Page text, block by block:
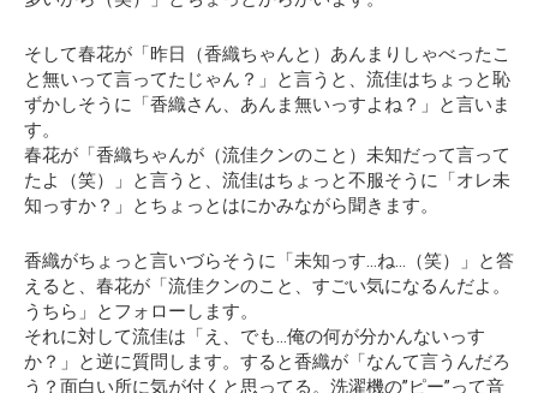
そして春花が「昨日（香織ちゃんと）あんまりしゃべったこ
と無いって言ってたじゃん？」と言うと、流佳はちょっと恥
ずかしそうに 「香織さん、あんま無いっすよね？」
と言いま
す。
春花が「香織ちゃんが（流佳クンのこと）未知だって言って
たよ（笑）」と言うと、流佳はちょっと不服そうに 「オレ未
知っすか？」
とちょっとはにかみながら聞きます。
香織がちょっと言いづらそうに「未知っす…ね…（笑）」と答
えると、春花が 「流佳クンのこと、すごい気になるんだよ。
うちら」
とフォローします。
それに対して流佳は 「え、でも…俺の何が分かんないっす
か？」
と逆に質問します。すると香織が 「なんて言うんだろ
う？面白い所に気が付くと思ってる。洗濯機の”ピー”って音